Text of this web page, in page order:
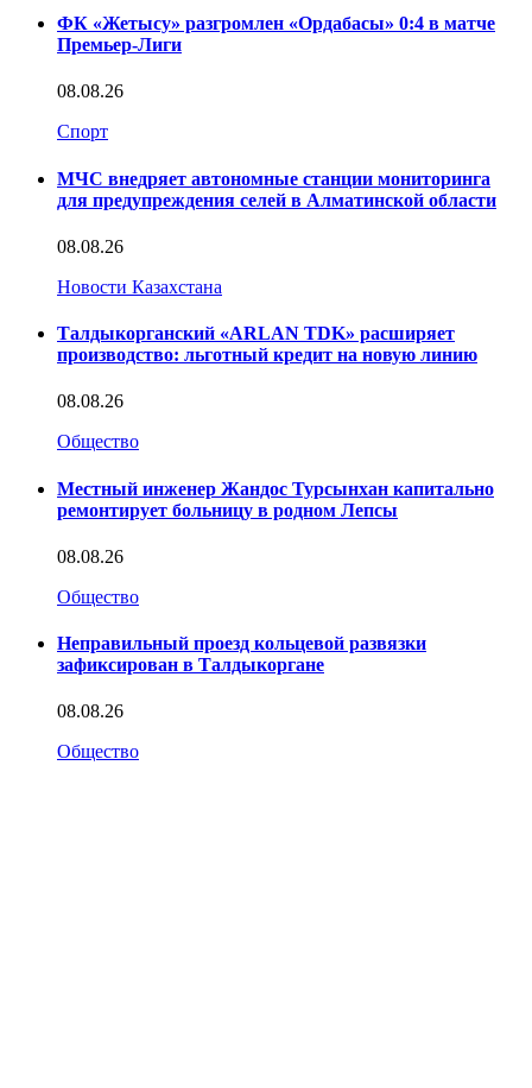
ФК «Жетысу» разгромлен «Ордабасы» 0:4 в матче
Премьер-Лиги
08.08.26
Спорт
МЧС внедряет автономные станции мониторинга
для предупреждения селей в Алматинской области
08.08.26
Новости Казахстана
Талдыкорганский «ARLAN TDK» расширяет
производство: льготный кредит на новую линию
08.08.26
Общество
Местный инженер Жандос Турсынхан капитально
ремонтирует больницу в родном Лепсы
08.08.26
Общество
Неправильный проезд кольцевой развязки
зафиксирован в Талдыкоргане
08.08.26
Общество